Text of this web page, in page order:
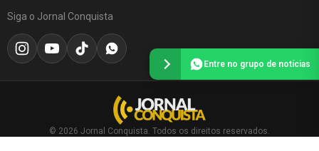
Siga o Jornal Conquista
© 2026 Jornal Conquista. Todos os direitos reservados.
Entre no grupo de notícias